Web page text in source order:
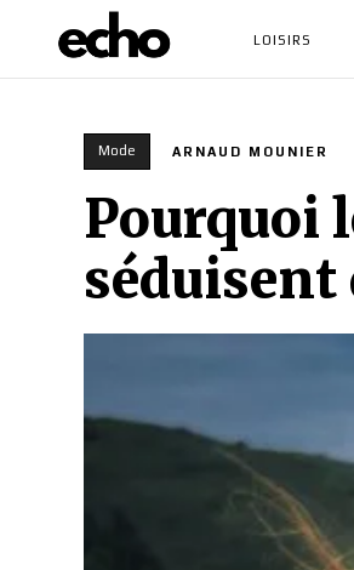
LOISIRS
Mode ARNAUD MOUNIER
Pourquoi
séduisent